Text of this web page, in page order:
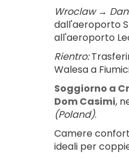
Wroclaw →
dall'aeroporto
all'aeroporto
Rientro:
Walesa a
Soggiorno a
Dom Casimi,
(Poland).
Camere
ideali per